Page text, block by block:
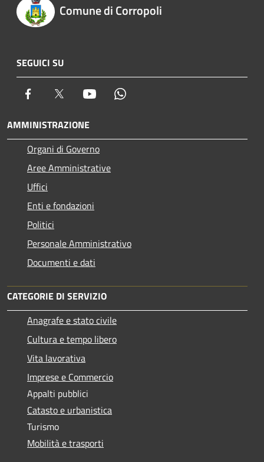
Comune di Corropoli
SEGUICI SU
Facebook Twitter Youtube
AMMINISTRAZIONE
Organi di Governo
Aree Amministrative
Uffici
Enti e fondazioni
Politici
Personale Amministrativo
Documenti e dati
CATEGORIE DI SERVIZIO
Anagrafe e stato civile
Cultura e tempo libero
Vita lavorativa
Imprese e Commercio
Appalti pubblici
Catasto e urbanistica
Turismo
Mobilità e trasporti